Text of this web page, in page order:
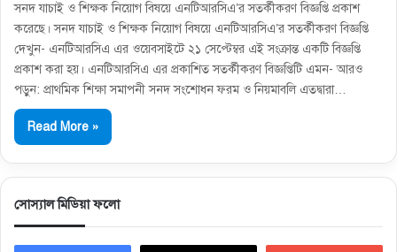
সনদ যাচাই ও শিক্ষক নিয়োগ বিষয়ে এনটিআরসিএ’র সতর্কীকরণ বিজ্ঞপ্তি প্রকাশ
করেছে। সনদ যাচাই ও শিক্ষক নিয়োগ বিষয়ে এনটিআরসিএ’র সতর্কীকরণ বিজ্ঞপ্তি
দেখুন- এনটিআরসিএ এর ওয়েবসাইটে ২১ সেপ্টেম্বর এই সংক্রান্ত একটি বিজ্ঞপ্তি
প্রকাশ করা হয়। এনটিআরসিএ এর প্রকাশিত সতর্কীকরণ বিজ্ঞপ্তিটি এমন- আরও
পড়ুন: প্রাথমিক শিক্ষা সমাপনী সনদ সংশোধন ফরম ও নিয়মাবলি এতদ্বারা…
Read More »
সোস্যাল মিডিয়া ফলো